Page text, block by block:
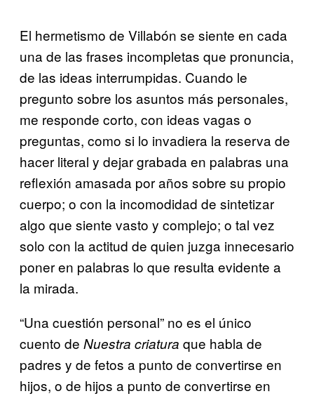
El hermetismo de Villabón se siente en cada
una de las frases incompletas que pronuncia,
de las ideas interrumpidas. Cuando le
pregunto sobre los asuntos más personales,
me responde corto, con ideas vagas o
preguntas, como si lo invadiera la reserva de
hacer literal y dejar grabada en palabras una
reflexión amasada por años sobre su propio
cuerpo; o con la incomodidad de sintetizar
algo que siente vasto y complejo; o tal vez
solo con la actitud de quien juzga innecesario
poner en palabras lo que resulta evidente a
la mirada.
“Una cuestión personal” no es el único
cuento de Nuestra criatura que habla de
padres y de fetos a punto de convertirse en
hijos, o de hijos a punto de convertirse en